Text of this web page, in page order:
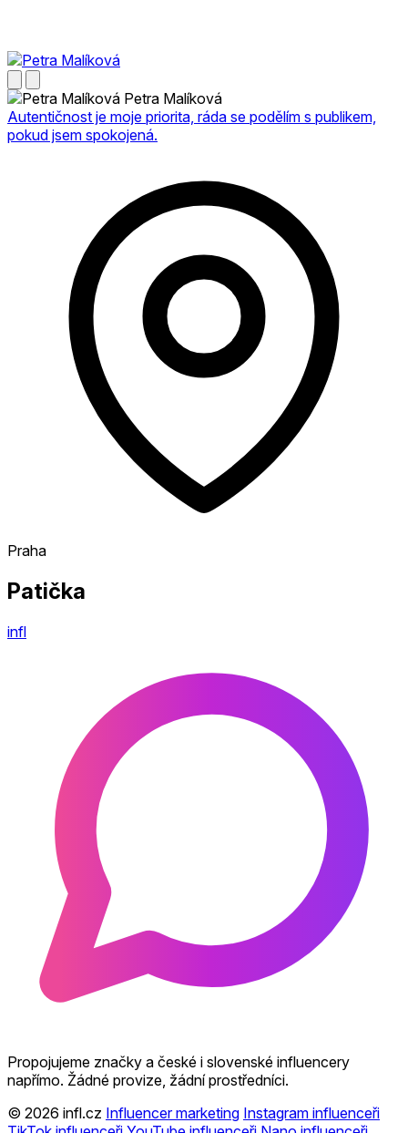
Petra Malíková
Autentičnost je moje priorita, ráda se podělím s publikem,
pokud jsem spokojená.
Praha
Patička
infl
Propojujeme značky a české i slovenské influencery
napřímo. Žádné provize, žádní prostředníci.
© 2026 infl.cz Influencer marketing Instagram influenceři